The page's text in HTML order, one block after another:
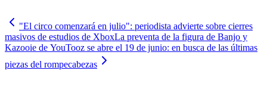
"El circo comenzará en julio": periodista advierte sobre cierres
masivos de estudios de XboxLa preventa de la figura de Banjo y
Kazooie de YouTooz se abre el 19 de junio: en busca de las últimas
piezas del rompecabezas